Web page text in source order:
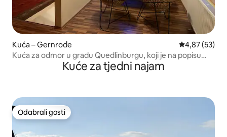
Kuća – Gernrode Prosječna
4,87 (53)
Kuća za odmor u gradu Quedlinburgu, koji je na popisu
svjetske baštineKuće za tjedni najam
Odabrali gosti
Odabrali gosti